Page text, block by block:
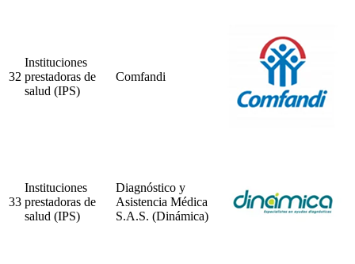
32
Instituciones
prestadoras de
salud (IPS)
Comfandi
33
Instituciones
prestadoras de
salud (IPS)
Diagnóstico y
Asistencia Médica
S.A.S. (Dinámica)